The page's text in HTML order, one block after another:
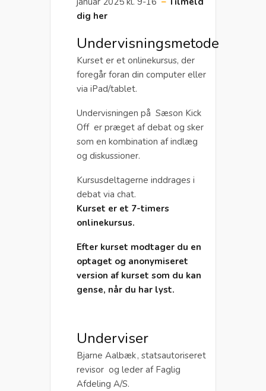
dig her
Undervisningsmetode
Kurset er et onlinekursus, der
foregår foran din computer eller
via iPad/tablet.
Undervisningen på Sæson Kick
Off er præget af debat og sker
som en kombination af indlæg
og diskussioner.
Kursusdeltagerne inddrages i
debat via chat.
Kurset er et 7-timers
onlinekursus.
Efter kurset modtager du en
optaget og anonymiseret
version af kurset som du kan
gense, når du har lyst.
Underviser
Bjarne Aalbæk , statsautoriseret
revisor og leder af Faglig
Afdeling A/S.